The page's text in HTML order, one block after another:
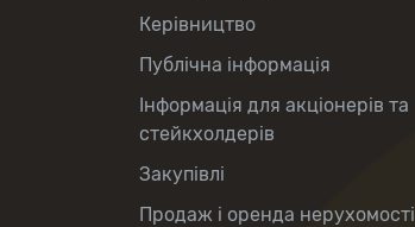
Керівництво
Публічна інформація
Інформація для акціонерів та
стейкхолдерів
Закупівлі
Продаж і оренда нерухомості